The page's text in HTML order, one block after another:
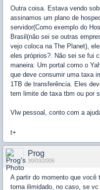
Outra coisa. Estava vendo
assinamos um plano de
servidor(Como exemplo do
Brasil(não sei se outras
vejo coloca na The Planet),
eles próprios?. Não sei se fui
maneira: Um portal como o
que deve consumir uma taxa
1TB de transferência. Eles
tem limite de taxa tbm ou por
Vlw pessoal, conto com a
t+
Prog
30/03/2006
A partir do momento que
torna ilimidado, no caso, se